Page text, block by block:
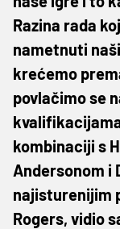
Razina rada
nametnuti
krećemo
povlačimo se
kombinaciji s
Andersonom i
najisturenijim
Rogers, vidio